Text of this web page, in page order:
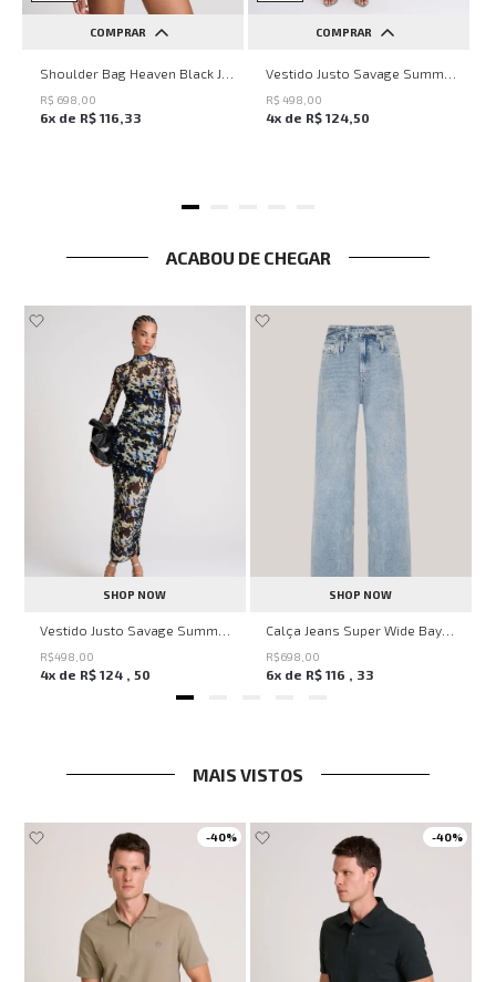
COMPRAR
UN
R$ 698 00
6x de R$ 116,33
COMPRAR
PP P M G
R$ 498 00
4x de R$ 124,50
ACABOU DE CHEGAR
SHOP NOW
R$498 00
4x de R$ 124 , 50
SHOP NOW
R$698 00
6x de R$ 116 , 33
MAIS VISTOS
-40% -40%